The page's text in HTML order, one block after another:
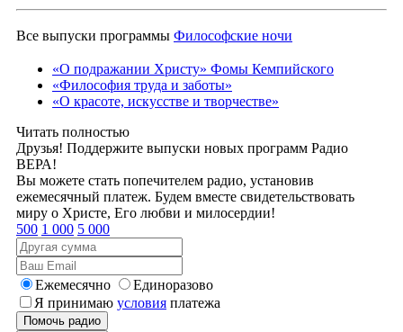
Все выпуски программы Философские ночи
«О подражании Христу» Фомы Кемпийского
«Философия труда и заботы»
«О красоте, искусстве и творчестве»
Читать полностью
Друзья! Поддержите выпуски новых программ Радио
ВЕРА!
Вы можете стать попечителем радио, установив
ежемесячный платеж. Будем вместе свидетельствовать
миру о Христе, Его любви и милосердии!
500 1 000 5 000
Ежемесячно
Единоразово
Я принимаю условия платежа
Помочь радио